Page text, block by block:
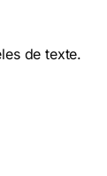
de texte.